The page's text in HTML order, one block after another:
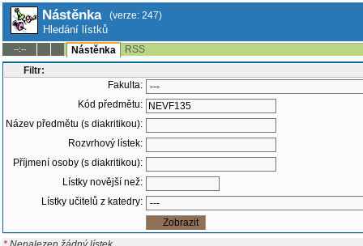
Nástěnka (verze: 247)
Hledání lístků
--:-- Nástěnka
RSS
Filtr:
Fakulta:
Kód předmětu:
Název předmětu (s diakritikou):
Rozvrhový lístek:
Příjmení osoby (s diakritikou):
Lístky novější než:
Lístky učitelů z katedry: